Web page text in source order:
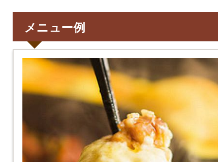
メニュー例